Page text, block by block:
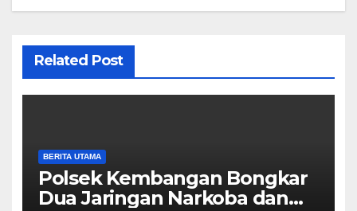
Related Post
BERITA UTAMA
Polsek Kembangan Bongkar
Dua Jaringan Narkoba dan